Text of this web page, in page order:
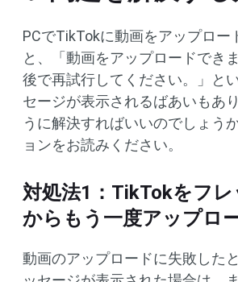
PCでTikTokに動画をアップロー
と、「動画をアップロードでき
後で再試行してください。」と
セージが表示されるばあいもあ
うに解決すればいいのでしょう
ョンをお読みください。
対処法1：TikTokをフ
からもう一度アップロ
動画のアップロードに失敗した